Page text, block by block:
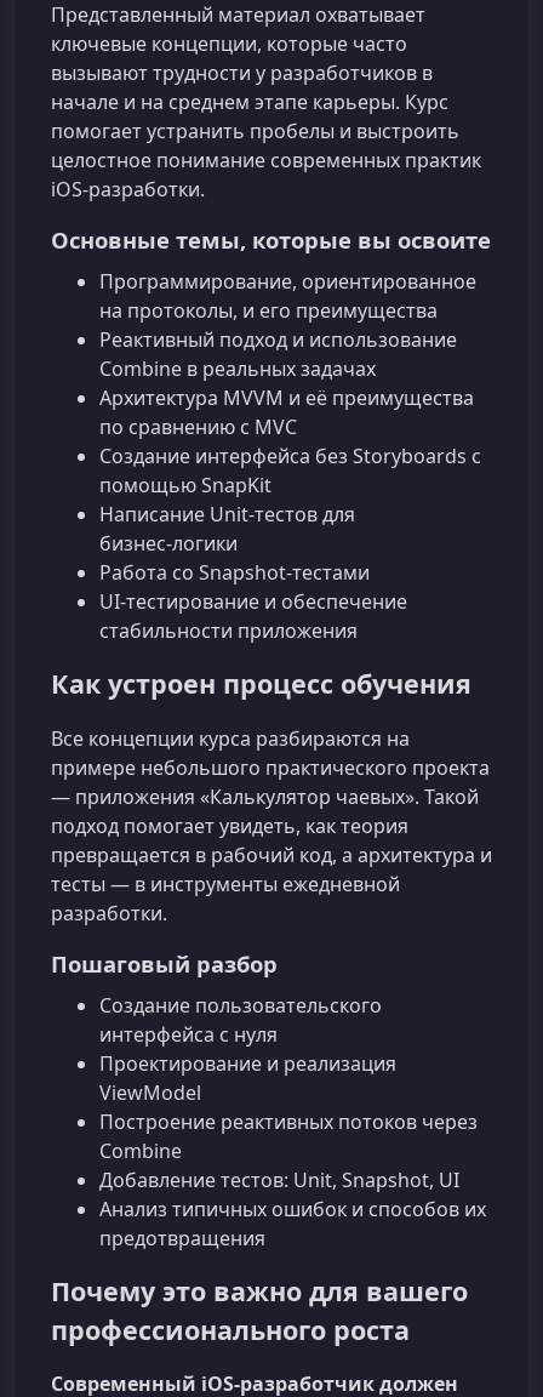
Представленный материал охватывает
ключевые концепции, которые часто
вызывают трудности у разработчиков в
начале и на среднем этапе карьеры. Курс
помогает устранить пробелы и выстроить
целостное понимание современных практик
iOS‑разработки.
Основные темы, которые вы освоите
Программирование, ориентированное
на протоколы, и его преимущества
Реактивный подход и использование
Combine в реальных задачах
Архитектура MVVM и её преимущества
по сравнению с MVC
Создание интерфейса без Storyboards с
помощью SnapKit
Написание Unit‑тестов для
бизнес‑логики
Работа со Snapshot‑тестами
UI‑тестирование и обеспечение
стабильности приложения
Как устроен процесс обучения
Все концепции курса разбираются на
примере небольшого практического проекта
— приложения «Калькулятор чаевых». Такой
подход помогает увидеть, как теория
превращается в рабочий код, а архитектура и
тесты — в инструменты ежедневной
разработки.
Пошаговый разбор
Создание пользовательского
интерфейса с нуля
Проектирование и реализация
ViewModel
Построение реактивных потоков через
Combine
Добавление тестов: Unit, Snapshot, UI
Анализ типичных ошибок и способов их
предотвращения
Почему это важно для вашего
профессионального роста
Современный iOS‑разработчик должен